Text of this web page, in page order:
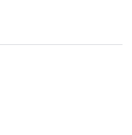
this might
and I would